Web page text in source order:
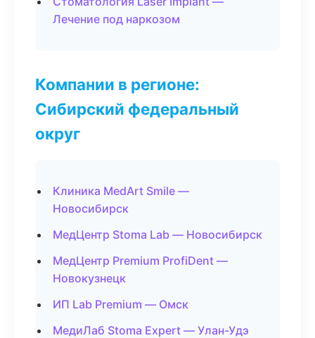
Лечение под наркозом
Компании в регионе:
Сибирский федеральный
округ
Клиника MedArt Smile —
Новосибирск
МедЦентр Stoma Lab — Новосибирск
МедЦентр Premium ProfiDent —
Новокузнецк
ИП Lab Premium — Омск
МедиЛаб Stoma Expert — Улан-Удэ